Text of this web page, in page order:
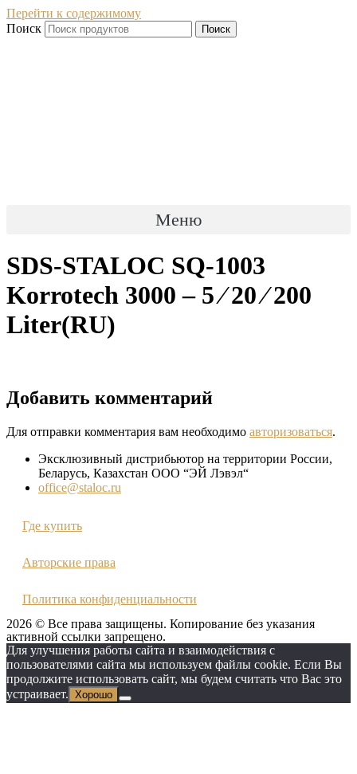
Перейти к содержимому
Поиск
Поиск
Меню
SDS-STALOC SQ-1003
Korrotech 3000 – 5 ⁄ 20 ⁄ 200
Liter(RU)
Добавить комментарий
Для отправки комментария вам необходимо авторизоваться.
Эксклюзивный дистрибьютор на территории России,
Беларусь, Казахстан ООО “ЭЙ Лэвэл“
office@staloc.ru
Где купить
Авторские права
Политика конфиденциальности
2026 © Все права защищены. Копирование без указания
активной ссылки запрещено.
Для улучшения работы сайта и взаимодействия с
пользователями сайта мы используем файлы cookie. Если Вы
продолжите использовать сайт, мы будем считать что Вас это
устраивает. Хорошо